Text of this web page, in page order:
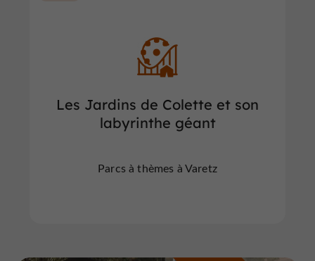
Les Jardins de Colette et son
labyrinthe géant
Parcs à thèmes à Varetz